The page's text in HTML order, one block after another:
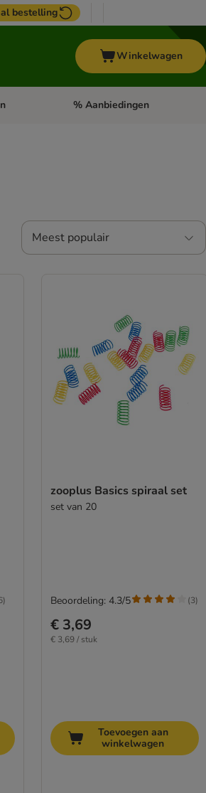
bestelling
Winkelwagen
menu: Paard Open categorie menu:
% Aanbiedingen
Meest populair
)
zooplus Basics spiraal set
set van 20
€ 3,69
€ 3,69 / stuk
Beoordeling: 4.3/5 (3)
Toevoegen aan
winkelwagen